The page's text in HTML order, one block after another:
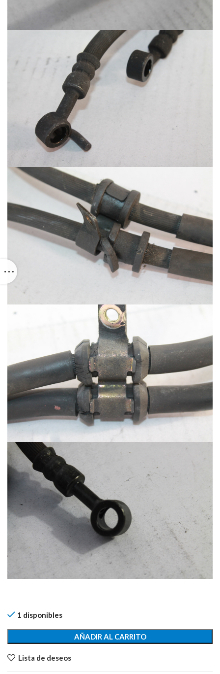
1 disponibles
AÑADIR AL CARRITO
Lista de deseos